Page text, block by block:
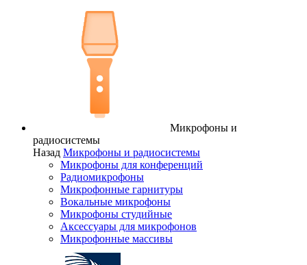
Микрофоны и
радиосистемы
Назад Микрофоны и радиосистемы
Микрофоны для конференций
Радиомикрофоны
Микрофонные гарнитуры
Вокальные микрофоны
Микрофоны студийные
Аксессуары для микрофонов
Микрофонные массивы